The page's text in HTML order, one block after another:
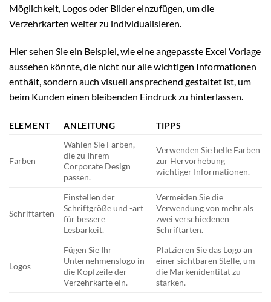
Möglichkeit, Logos oder Bilder einzufügen, um die
Verzehrkarten weiter zu individualisieren.
Hier sehen Sie ein Beispiel, wie eine angepasste Excel Vorlage
aussehen könnte, die nicht nur alle wichtigen Informationen
enthält, sondern auch visuell ansprechend gestaltet ist, um
beim Kunden einen bleibenden Eindruck zu hinterlassen.
ELEMENT ANLEITUNG TIPPS
Farben
Wählen Sie Farben,
die zu Ihrem
Corporate Design
passen.
Verwenden Sie helle Farben
zur Hervorhebung
wichtiger Informationen.
Schriftarten
Einstellen der
Schriftgröße und -art
für bessere
Lesbarkeit.
Vermeiden Sie die
Verwendung von mehr als
zwei verschiedenen
Schriftarten.
Logos
Fügen Sie Ihr
Unternehmenslogo in
die Kopfzeile der
Verzehrkarte ein.
Platzieren Sie das Logo an
einer sichtbaren Stelle, um
die Markenidentität zu
stärken.